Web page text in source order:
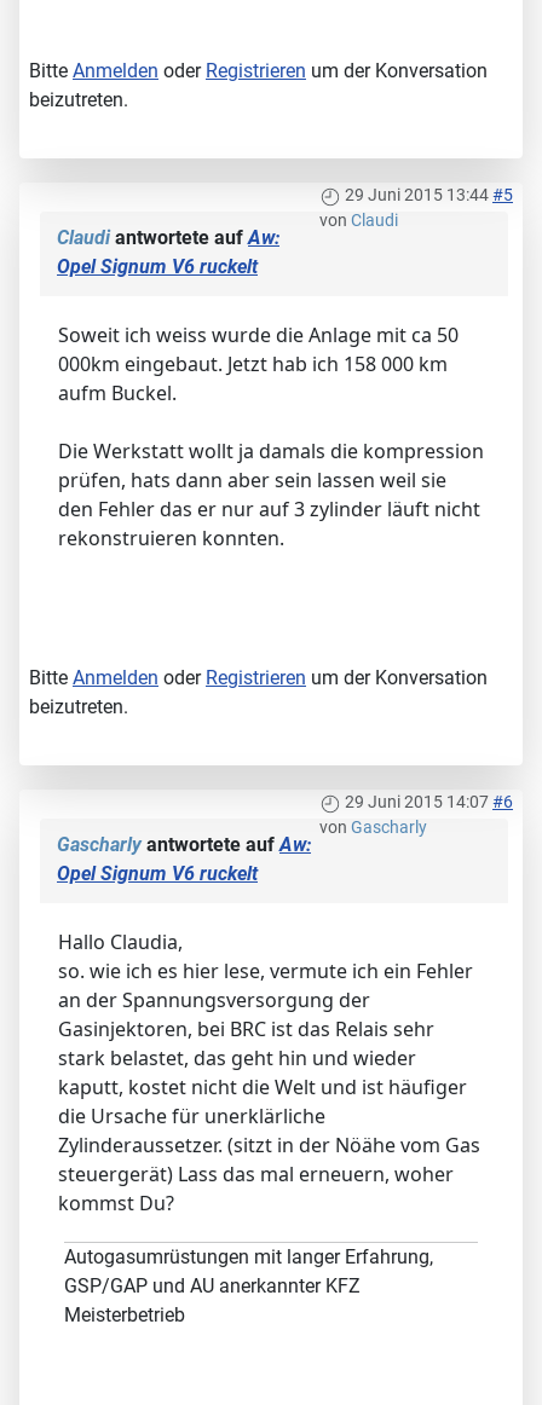
Bitte Anmelden oder Registrieren um der Konversation
beizutreten.
29 Juni 2015 13:44#5
von Claudi
Claudiantwortete aufAw:
Opel Signum V6 ruckelt
Soweit ich weiss wurde die Anlage mit ca 50
000km eingebaut. Jetzt hab ich 158 000 km
aufm Buckel.
Die Werkstatt wollt ja damals die kompression
prüfen, hats dann aber sein lassen weil sie
den Fehler das er nur auf 3 zylinder läuft nicht
rekonstruieren konnten.
Bitte Anmelden oder Registrieren um der Konversation
beizutreten.
29 Juni 2015 14:07#6
von Gascharly
Gascharlyantwortete aufAw:
Opel Signum V6 ruckelt
Hallo Claudia,
so. wie ich es hier lese, vermute ich ein Fehler
an der Spannungsversorgung der
Gasinjektoren, bei BRC ist das Relais sehr
stark belastet, das geht hin und wieder
kaputt, kostet nicht die Welt und ist häufiger
die Ursache für unerklärliche
Zylinderaussetzer. (sitzt in der Nöähe vom Gas
steuergerät) Lass das mal erneuern, woher
kommst Du?
Autogasumrüstungen mit langer Erfahrung,
GSP/GAP und AU anerkannter KFZ
Meisterbetrieb